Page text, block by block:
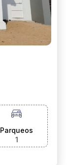
Parqueos
1